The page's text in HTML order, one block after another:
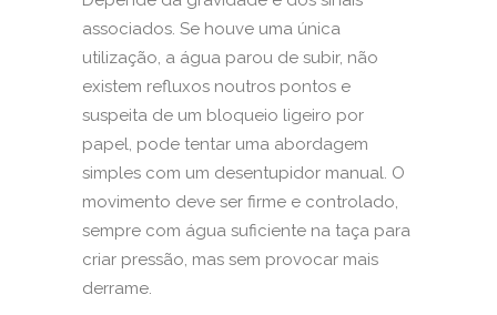
associados. Se houve uma única
utilização, a água parou de subir, não
existem refluxos noutros pontos e
suspeita de um bloqueio ligeiro por
papel, pode tentar uma abordagem
simples com um desentupidor manual. O
movimento deve ser firme e controlado,
sempre com água suficiente na taça para
criar pressão, mas sem provocar mais
derrame.